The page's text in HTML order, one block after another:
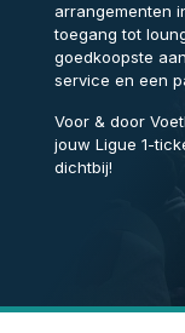
arrangementen
toegang tot
goedkoopste
service en een
Voor & door
jouw Ligue 1-
dichtbij!